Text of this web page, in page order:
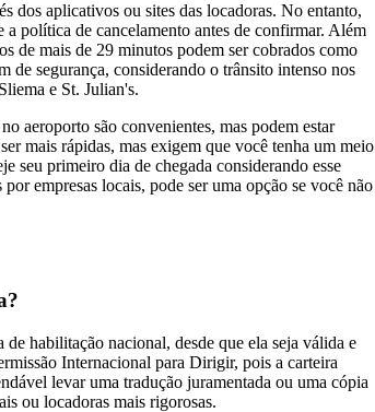
dos aplicativos ou sites das locadoras. No entanto,
política de cancelamento antes de confirmar. Além
de mais de 29 minutos podem ser cobrados como
de segurança, considerando o trânsito intenso nos
e St. Julian's.
aeroporto são convenientes, mas podem estar
mais rápidas, mas exigem que você tenha um meio
seu primeiro dia de chegada considerando esse
empresas locais, pode ser uma opção se você não
habilitação nacional, desde que ela seja válida e
Internacional para Dirigir, pois a carteira
levar uma tradução juramentada ou uma cópia
ou locadoras mais rigorosas.